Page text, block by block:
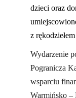
dzieci oraz
z
Wydarzenie
Pogranicza
wsparciu
Warmińsko –